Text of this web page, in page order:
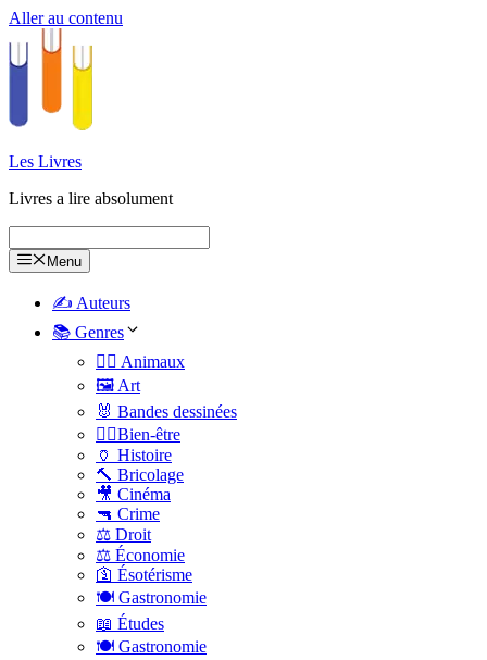
Aller au contenu
Les Livres
Livres a lire absolument
Menu
✍️ Auteurs
📚 Genres
🐕‍🦺 Animaux
🖼️ Art
🐰 Bandes dessinées
🧑‍⚕️Bien-être
🏺 Histoire
🔨 Bricolage
🎥 Cinéma
🔫 Crime
⚖️ Droit
⚖️ Économie
🛐 Ésotérisme
🍽️ Gastronomie
📖 Études
🍽️ Gastronomie